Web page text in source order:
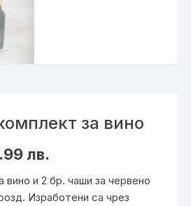
за вино
лв.
вино и 2 бр. чаши за червено
Изработени са чрез